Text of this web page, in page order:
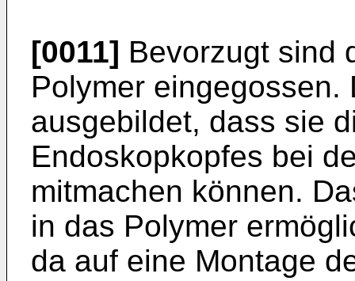
[0011] Bevorzugt sind
Polymer
ausgebildet, dass sie
Endoskopkopfes bei
mitmachen können.
in das Polymer
da auf eine Montage